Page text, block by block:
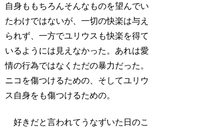
自身ももちろんそんなものを望んでい
たわけではないが、一切の快楽は与え
られず、一方でユリウスも快楽を得て
いるようには見えなかった。あれは愛
情の行為ではなくただの暴力だった。
ニコを傷つけるための、そしてユリウ
ス自身をも傷つけるための。
好きだと言われてうなずいた日のこ